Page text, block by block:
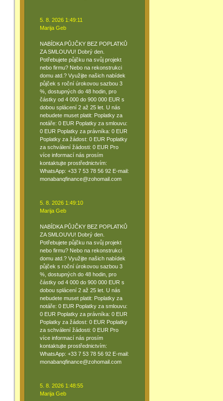
5. 8. 2026 1:49:11
Marija Geb
NABÍDKA PŮJČKY BEZ POPLATKŮ
ZA SMLOUVU! Dobrý den.
Potřebujete půjčku na svůj projekt
nebo firmu? Nebo na rekonstrukci
domu atd.? Využijte našich nabídek
půjček s roční úrokovou sazbou 3
%, dostupných do 48 hodin, pro
částky od 4 000 do 900 000 EUR s
dobou splácení 2 až 25 let. U nás
nebudete muset platit: Poplatky za
notáře: 0 EUR Poplatky za smlouvu:
0 EUR Poplatky za právníka: 0 EUR
Poplatky za žádost: 0 EUR Poplatky
za schválení žádosti: 0 EUR Pro
více informací nás prosím
kontaktujte prostřednictvím:
WhatsApp: +33 7 53 78 56 92 E-mail:
monabanqfinance@zohomail.com
5. 8. 2026 1:49:10
Marija Geb
NABÍDKA PŮJČKY BEZ POPLATKŮ
ZA SMLOUVU! Dobrý den.
Potřebujete půjčku na svůj projekt
nebo firmu? Nebo na rekonstrukci
domu atd.? Využijte našich nabídek
půjček s roční úrokovou sazbou 3
%, dostupných do 48 hodin, pro
částky od 4 000 do 900 000 EUR s
dobou splácení 2 až 25 let. U nás
nebudete muset platit: Poplatky za
notáře: 0 EUR Poplatky za smlouvu:
0 EUR Poplatky za právníka: 0 EUR
Poplatky za žádost: 0 EUR Poplatky
za schválení žádosti: 0 EUR Pro
více informací nás prosím
kontaktujte prostřednictvím:
WhatsApp: +33 7 53 78 56 92 E-mail:
monabanqfinance@zohomail.com
5. 8. 2026 1:48:55
Marija Geb